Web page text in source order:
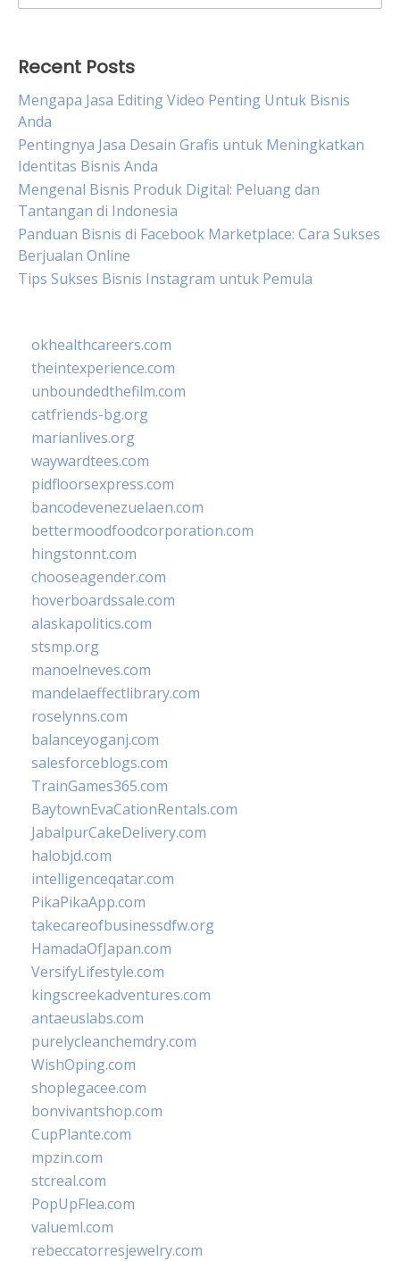
for:
Recent Posts
Mengapa Jasa Editing Video Penting Untuk Bisnis
Anda
Pentingnya Jasa Desain Grafis untuk Meningkatkan
Identitas Bisnis Anda
Mengenal Bisnis Produk Digital: Peluang dan
Tantangan di Indonesia
Panduan Bisnis di Facebook Marketplace: Cara Sukses
Berjualan Online
Tips Sukses Bisnis Instagram untuk Pemula
okhealthcareers.com
theintexperience.com
unboundedthefilm.com
catfriends-bg.org
marianlives.org
waywardtees.com
pidfloorsexpress.com
bancodevenezuelaen.com
bettermoodfoodcorporation.com
hingstonnt.com
chooseagender.com
hoverboardssale.com
alaskapolitics.com
stsmp.org
manoelneves.com
mandelaeffectlibrary.com
roselynns.com
balanceyoganj.com
salesforceblogs.com
TrainGames365.com
BaytownEvaCationRentals.com
JabalpurCakeDelivery.com
halobjd.com
intelligenceqatar.com
PikaPikaApp.com
takecareofbusinessdfw.org
HamadaOfJapan.com
VersifyLifestyle.com
kingscreekadventures.com
antaeuslabs.com
purelycleanchemdry.com
WishOping.com
shoplegacee.com
bonvivantshop.com
CupPlante.com
mpzin.com
stcreal.com
PopUpFlea.com
valueml.com
rebeccatorresjewelry.com